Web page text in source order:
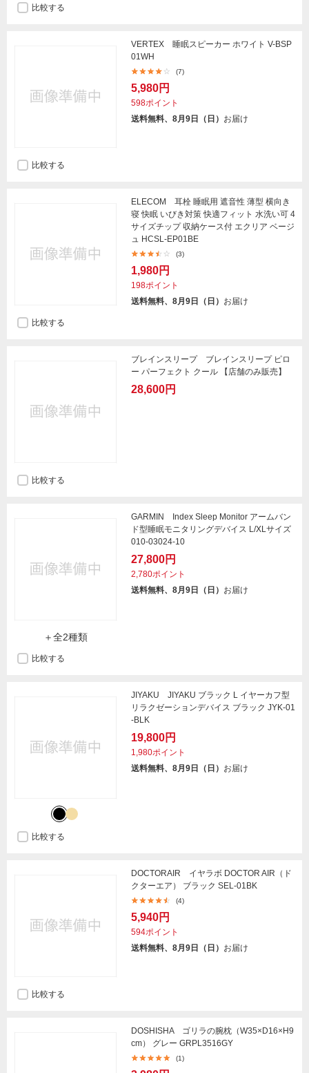
比較する
VERTEX 睡眠スピーカー ホワイト V-BSP
01WH
(7)
5,980円
598ポイント
送料無料、8月9日（日） お届け
比較する
ELECOM 耳栓 睡眠用 遮音性 薄型 横向き
寝 快眠 いびき対策 快適フィット 水洗い可 4
サイズチップ 収納ケース付 エクリア ベージ
ュ HCSL-EP01BE
(3)
1,980円
198ポイント
送料無料、8月9日（日） お届け
比較する
ブレインスリープ ブレインスリープ ピロ
ー パーフェクト クール 【店舗のみ販売】
28,600円
比較する
＋全2種類
GARMIN Index Sleep Monitor アームバン
ド型睡眠モニタリングデバイス L/XLサイズ
010-03024-10
27,800円
2,780ポイント
送料無料、8月9日（日） お届け
比較する
JIYAKU JIYAKU ブラック L イヤーカフ型
リラクゼーションデバイス ブラック JYK-01
-BLK
19,800円
1,980ポイント
送料無料、8月9日（日） お届け
比較する
DOCTORAIR イヤラボ DOCTOR AIR（ド
クターエア） ブラック SEL-01BK
(4)
5,940円
594ポイント
送料無料、8月9日（日） お届け
比較する
DOSHISHA ゴリラの腕枕（W35×D16×H9
cm） グレー GRPL3516GY
(1)